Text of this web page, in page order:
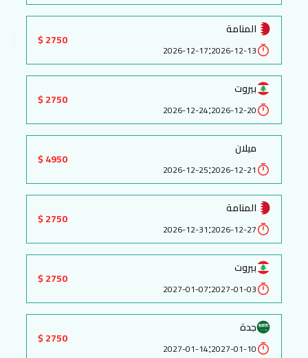
المنامة
2026-12-13
:
2026-12-17
2750 $
بيروت
2026-12-20
:
2026-12-24
2750 $
ميلان
2026-12-21
:
2026-12-25
4950 $
المنامة
2026-12-27
:
2026-12-31
2750 $
بيروت
2027-01-03
:
2027-01-07
2750 $
جدة
2027-01-10
:
2027-01-14
2750 $